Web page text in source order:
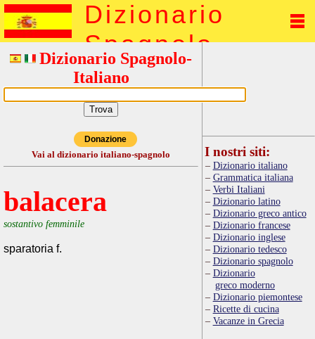
Dizionario
Spagnolo
Dizionario Spagnolo-
Italiano
Donazione
Vai al dizionario italiano-spagnolo
balacera
sostantivo femminile
sparatoria f.
I nostri siti:
Dizionario italiano
Grammatica italiana
Verbi Italiani
Dizionario latino
Dizionario greco antico
Dizionario francese
Dizionario inglese
Dizionario tedesco
Dizionario spagnolo
Dizionario
greco moderno
Dizionario piemontese
Ricette di cucina
Vacanze in Grecia